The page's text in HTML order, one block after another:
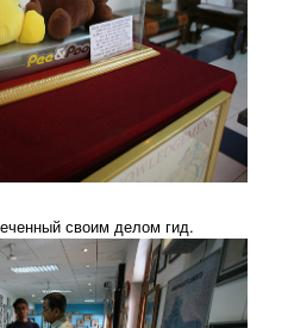
своим делом гид.